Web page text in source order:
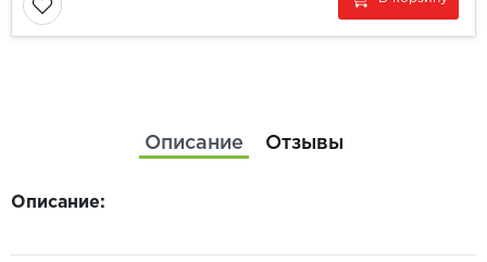
Описание Отзывы
Описание: